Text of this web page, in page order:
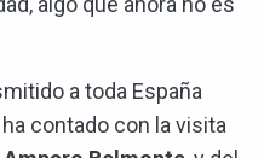
a toda España
contado con la visita